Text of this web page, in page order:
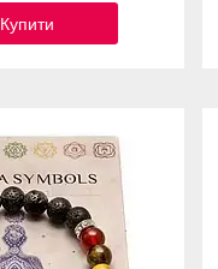
Купити